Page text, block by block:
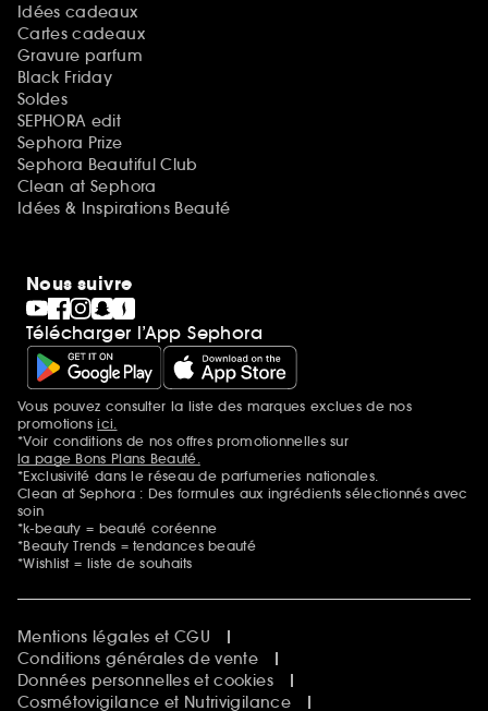
Idées cadeaux
Cartes cadeaux
Gravure parfum
Black Friday
Soldes
SEPHORA edit
Sephora Prize
Sephora Beautiful Club
Clean at Sephora
Idées & Inspirations Beauté
Nous suivre
Télécharger l’App Sephora
Mentions additionnelles
Vous pouvez consulter la liste des marques exclues de nos
promotionsici.
*Voir conditions de nos offres promotionnelles sur
la page Bons Plans Beauté.
*Exclusivité dans le réseau de parfumeries nationales.
Clean at Sephora : Des formules aux ingrédients sélectionnés avec
soin
*k-beauty = beauté coréenne
*Beauty Trends = tendances beauté
*Wishlist = liste de souhaits
Mentions légales et CGU
Conditions générales de vente
Données personnelles et cookies
Cosmétovigilance et Nutrivigilance